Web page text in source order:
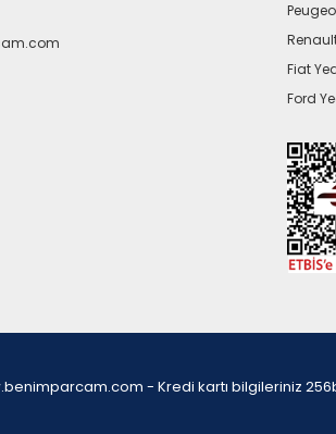
Fiat
Ford
- Kredi kartı bilgileriniz